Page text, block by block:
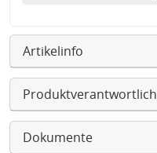
Artikelinfo
Dokumente